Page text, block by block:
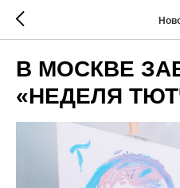
В МОСКВЕ
«НЕДЕЛЯ